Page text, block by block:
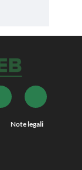
Note legali